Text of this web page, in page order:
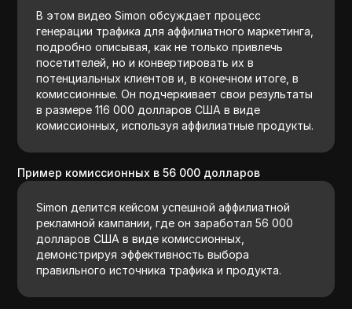
В этом видео Simon обсуждает процесс
генерации трафика для аффилиатного маркетинга,
подробно описывая, как не только привлечь
посетителей, но и конвертировать их в
потенциальных клиентов и, в конечном итоге, в
комиссионные. Он подчеркивает свои результаты
в размере 116 000 долларов США в виде
комиссионных, используя аффилиатные продукты.
Пример комиссионных в 56 000 долларов
Simon делится кейсом успешной аффилиатной
рекламной кампании, где он заработал 56 000
долларов США в виде комиссионных,
демонстрируя эффективность выбора
правильного источника трафика и продукта.